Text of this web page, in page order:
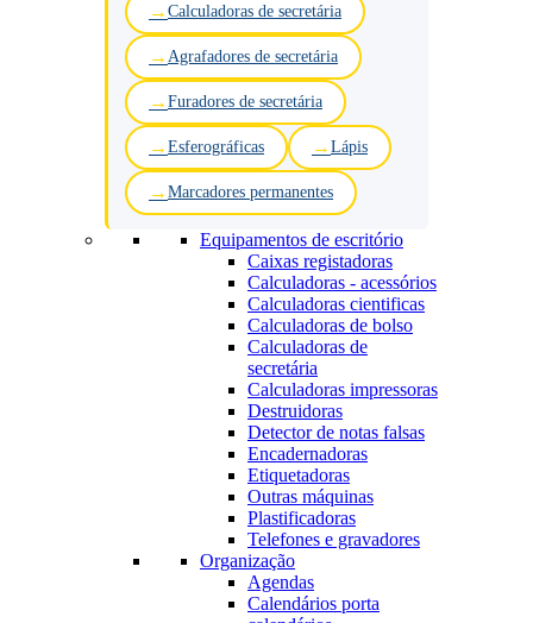
Calculadoras de secretária
Agrafadores de secretária
Furadores de secretária
Esferográficas Lápis
Marcadores permanentes
Equipamentos de escritório
Caixas registadoras
Calculadoras - acessórios
Calculadoras cientificas
Calculadoras de bolso
Calculadoras de
secretária
Calculadoras impressoras
Destruidoras
Detector de notas falsas
Encadernadoras
Etiquetadoras
Outras máquinas
Plastificadoras
Telefones e gravadores
Organização
Agendas
Calendários porta